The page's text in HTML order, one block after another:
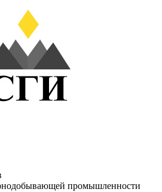
промышленности